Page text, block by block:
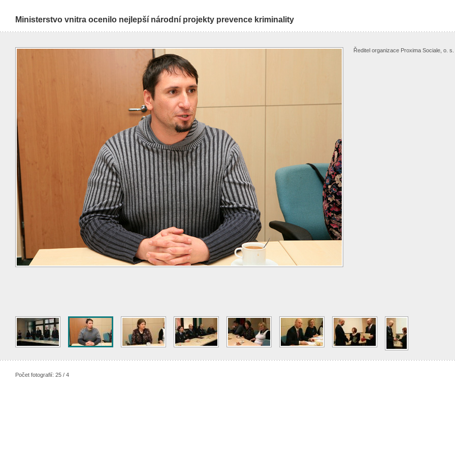
Ministerstvo vnitra ocenilo nejlepší národní projekty prevence kriminality
Ředitel organizace Proxima Sociale, o. s.
Počet fotografií: 25 / 4